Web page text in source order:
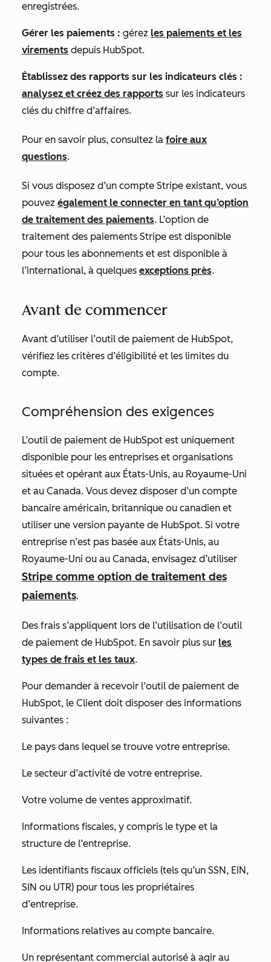
enregistrées.
Gérer les paiements : gérez les paiements et les
virements depuis HubSpot.
Établissez des rapports sur les indicateurs clés :
analysez et créez des rapports sur les indicateurs
clés du chiffre d’affaires.
Pour en savoir plus, consultez la foire aux
questions.
Si vous disposez d’un compte Stripe existant, vous
pouvez également le connecter en tant qu’option
de traitement des paiements. L’option de
traitement des paiements Stripe est disponible
pour tous les abonnements et est disponible à
l’international, à quelques exceptions près.
Avant de commencer
Avant d’utiliser l’outil de paiement de HubSpot,
vérifiez les critères d’éligibilité et les limites du
compte.
Compréhension des exigences
L’outil de paiement de HubSpot est uniquement
disponible pour les entreprises et organisations
situées et opérant aux États-Unis, au Royaume-Uni
et au Canada. Vous devez disposer d’un compte
bancaire américain, britannique ou canadien et
utiliser une version payante de HubSpot. Si votre
entreprise n’est pas basée aux États-Unis, au
Royaume-Uni ou au Canada, envisagez d’utiliser
Stripe comme option de traitement des
paiements.
Des frais s’appliquent lors de l’utilisation de l’outil
de paiement de HubSpot. En savoir plus sur les
types de frais et les taux.
Pour demander à recevoir l’outil de paiement de
HubSpot, le Client doit disposer des informations
suivantes :
Le pays dans lequel se trouve votre entreprise.
Le secteur d’activité de votre entreprise.
Votre volume de ventes approximatif.
Informations fiscales, y compris le type et la
structure de l’entreprise.
Les identifiants fiscaux officiels (tels qu’un SSN, EIN,
SIN ou UTR) pour tous les propriétaires
d’entreprise.
Informations relatives au compte bancaire.
Un représentant commercial autorisé à agir au